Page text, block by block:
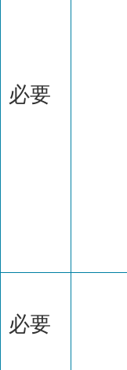
必要
必要